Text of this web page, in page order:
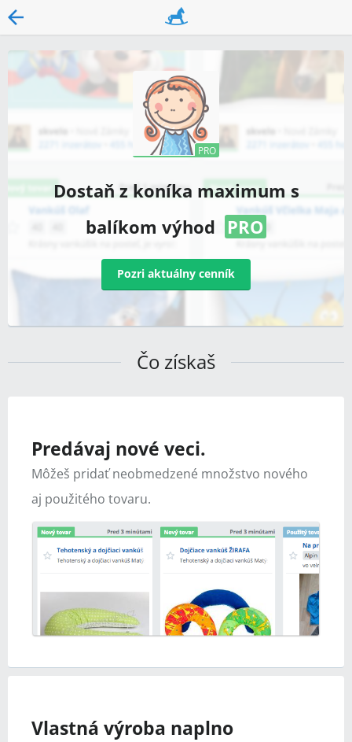
Dostaň z koníka maximum s
balíkom výhod PRO
Pozri aktuálny cenník
Čo získaš
Predávaj nové veci.
Môžeš pridať neobmedzené množstvo nového
aj použitého tovaru.
Vlastná výroba naplno